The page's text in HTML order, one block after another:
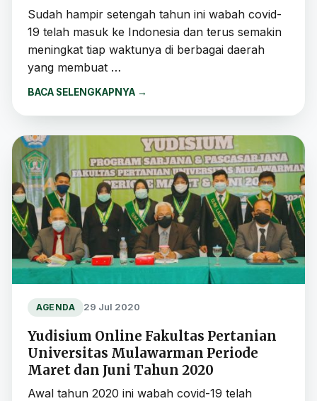
Sudah hampir setengah tahun ini wabah covid-
19 telah masuk ke Indonesia dan terus semakin
meningkat tiap waktunya di berbagai daerah
yang membuat …
BACA SELENGKAPNYA →
AGENDA 29 Jul 2020
Yudisium Online Fakultas Pertanian
Universitas Mulawarman Periode
Maret dan Juni Tahun 2020
Awal tahun 2020 ini wabah covid-19 telah